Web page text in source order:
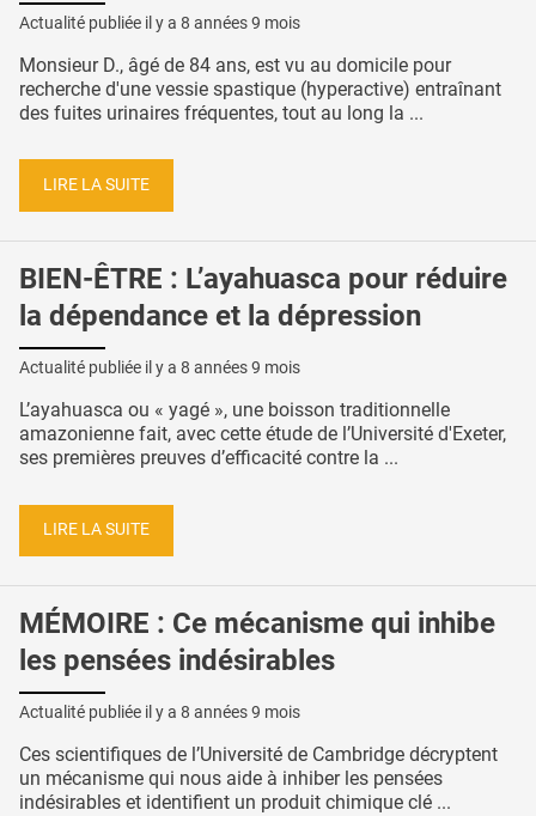
Actualité publiée il y a 8 années 9 mois
Monsieur D., âgé de 84 ans, est vu au domicile pour
recherche d'une vessie spastique (hyperactive) entraînant
des fuites urinaires fréquentes, tout au long la ...
LIRE LA SUITE
BIEN-ÊTRE : L’ayahuasca pour réduire
la dépendance et la dépression
Actualité publiée il y a 8 années 9 mois
L’ayahuasca ou « yagé », une boisson traditionnelle
amazonienne fait, avec cette étude de l’Université d'Exeter,
ses premières preuves d’efficacité contre la ...
LIRE LA SUITE
MÉMOIRE : Ce mécanisme qui inhibe
les pensées indésirables
Actualité publiée il y a 8 années 9 mois
Ces scientifiques de l’Université de Cambridge décryptent
un mécanisme qui nous aide à inhiber les pensées
indésirables et identifient un produit chimique clé ...